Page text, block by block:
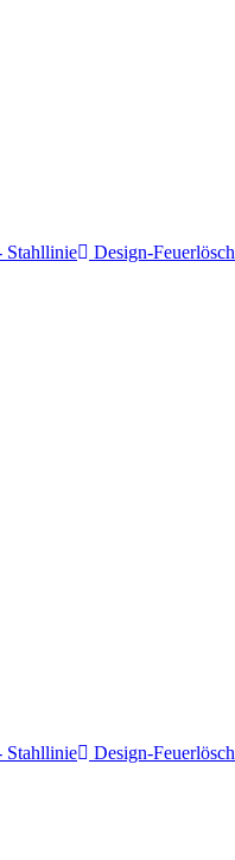
Stahllinie
Design-
Stahllinie
Design-